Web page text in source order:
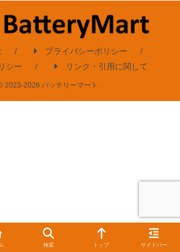
プライバシーポリシー
シー
リンク・引用に関して
2023-2026 バッテリーマート.
検索 トップ サイドバー